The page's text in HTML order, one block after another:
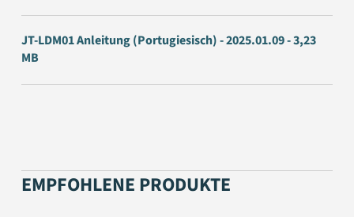
JT-LDM01 Anleitung (Portugiesisch) - 2025.01.09 - 3,23
MB
EMPFOHLENE PRODUKTE